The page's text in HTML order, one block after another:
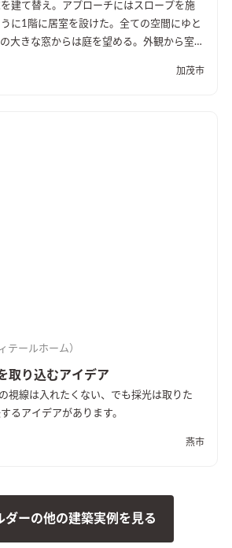
建て替え。アプローチにはスロープを施
に1階に居室を設けた。全ての空間にゆと
大きな窓からは庭を望める。外観から室内
加茂市
テールホーム）
取り込むアイデア
視線は入れたくない、でも採光は取りた
るアイデアがあります。
燕市
ダーの他の建築実例を見る